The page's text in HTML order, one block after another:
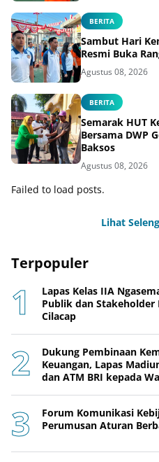
BERITA
Sambut Hari
Resmi Buka
Agustus 08, 2026
BERITA
Semarak HUT
Bersama DWP
Baksos
Agustus 08, 2026
Failed to load posts.
Lihat
Terpopuler
Lapas Kelas IIA
Publik dan Stakeholder
Cilacap
Dukung Pembinaan
Keuangan, Lapas
dan ATM BRI kepada
Forum Komunikasi
Perumusan Aturan